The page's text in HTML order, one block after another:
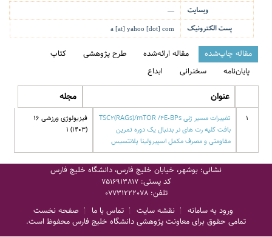
وبسایت
—
پست الکترونیک a [at] yahoo [dot] com
مقاله چاپ‌شده مقاله ارائه‌شده طرح پژوهشی
کتاب
پایان‌نامه
سخنرانی ابداع
عنوان مجله
1
تغییرات مسیر ژنی TSC2(RAGs)/mTOR /4E-BPs
بافت کلیه رت های نر بدنبال یک دوره تمرین
مقاومتی و مصرف مکمل اسپیرولینا پلانتسیس
فیزیولوژی ورزشی 16
(1403) 1
نشانی: بوشهر، خیابان خلیج فارس، دانشگاه خلیج فارس
کد پستی:7516913817
تلفن:07731222078
صفحه نخست تماس با ما نقشه سایت
ورود به سامانه
تمامی حقوق برای معاونت پژوهشی دانشگاه خلیج فارس محفوظ است.